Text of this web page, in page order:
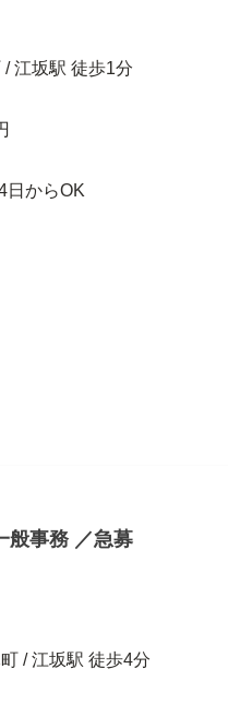
江坂駅 徒歩1分
日からOK
般事務 ／急募
/ 江坂駅 徒歩4分